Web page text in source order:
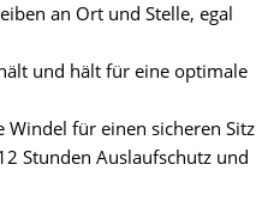
an Ort und Stelle, egal
und hält für eine optimale
Windel für einen sicheren Sitz
Stunden Auslaufschutz und